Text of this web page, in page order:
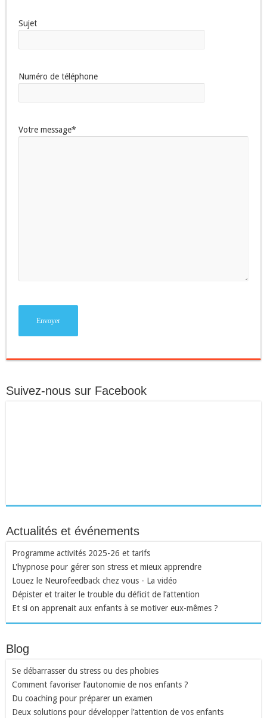
Sujet
Numéro de téléphone
Votre message*
Suivez-nous sur Facebook
Actualités et événements
Programme activités 2025-26 et tarifs
L'hypnose pour gérer son stress et mieux apprendre
Louez le Neurofeedback chez vous - La vidéo
Dépister et traiter le trouble du déficit de l’attention
Et si on apprenait aux enfants à se motiver eux-mêmes ?
Blog
Se débarrasser du stress ou des phobies
Comment favoriser l’autonomie de nos enfants ?
Du coaching pour préparer un examen
Deux solutions pour développer l’attention de vos enfants